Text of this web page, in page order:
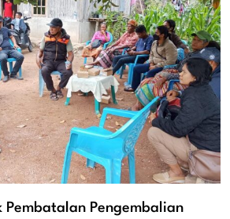
Pengembalian